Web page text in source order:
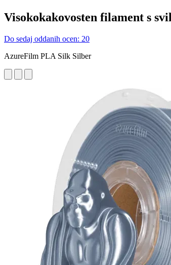
Visokokakovosten filament s
Do sedaj oddanih ocen: 20
AzureFilm PLA Silk Silber